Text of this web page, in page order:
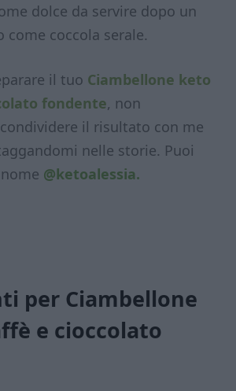
dolce da servire dopo un
come coccola serale.
il tuo Ciambellone keto
fondente, non
il risultato con me
nelle storie. Puoi
@ketoalessia.
per Ciambellone
e cioccolato